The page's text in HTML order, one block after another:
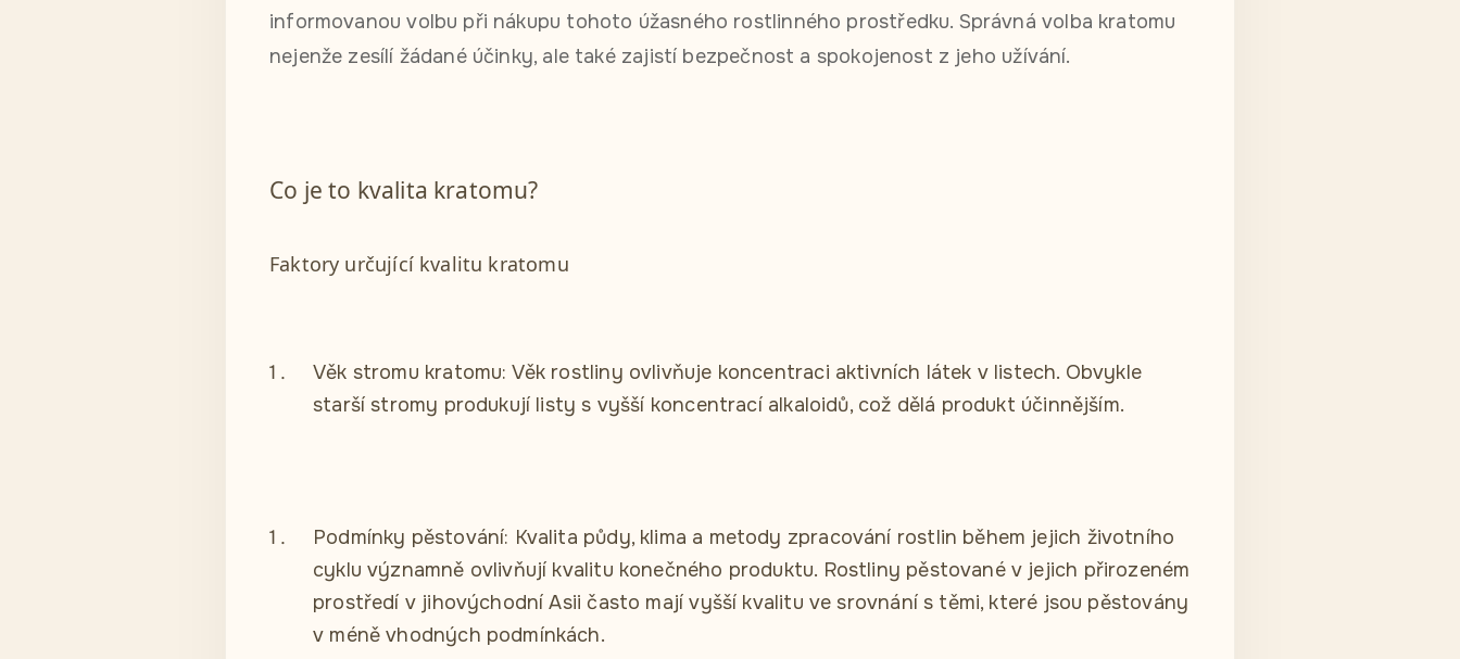
informovanou volbu při nákupu tohoto úžasného rostlinného prostředku. Správná volba kratomu
nejenže zesílí žádané účinky, ale také zajistí bezpečnost a spokojenost z jeho užívání.
Co je to kvalita kratomu?
Faktory určující kvalitu kratomu
Věk stromu kratomu: Věk rostliny ovlivňuje koncentraci aktivních látek v listech. Obvykle
starší stromy produkují listy s vyšší koncentrací alkaloidů, což dělá produkt účinnějším.
Podmínky pěstování: Kvalita půdy, klima a metody zpracování rostlin během jejich životního
cyklu významně ovlivňují kvalitu konečného produktu. Rostliny pěstované v jejich přirozeném
prostředí v jihovýchodní Asii často mají vyšší kvalitu ve srovnání s těmi, které jsou pěstovány
v méně vhodných podmínkách.